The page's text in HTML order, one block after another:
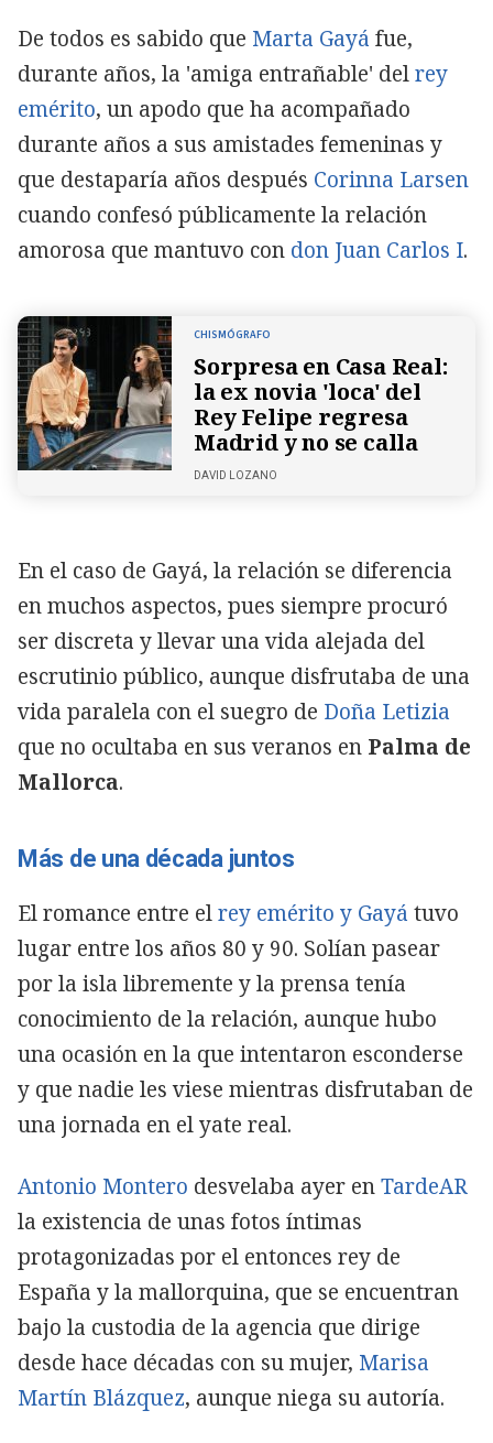
De todos es sabido que Marta Gayá fue,
durante años, la 'amiga entrañable' delrey
emérito, un apodo que ha acompañado
durante años a sus amistades femeninas y
que destaparía años después Corinna Larsen
cuando confesó públicamente la relación
amorosa que mantuvo con don Juan Carlos I.
CHISMÓGRAFO
Sorpresa en Casa Real:
la ex novia 'loca' del
Rey Felipe regresa
Madrid y no se calla
DAVID LOZANO
En el caso de Gayá, la relación se diferencia
en muchos aspectos, pues siempre procuró
ser discreta y llevar una vida alejada del
escrutinio público, aunque disfrutaba de una
vida paralela con el suegro de Doña Letizia
que no ocultaba en sus veranos en Palma de
Mallorca.
Más de una década juntos
El romance entre elrey emérito y Gayá tuvo
lugar entre los años 80 y 90. Solían pasear
por la isla libremente y la prensa tenía
conocimiento de la relación, aunque hubo
una ocasión en la que intentaron esconderse
y que nadie les viese mientras disfrutaban de
una jornada en el yate real.
Antonio Montero desvelaba ayer enTardeAR
la existencia de unas fotos íntimas
protagonizadas por el entonces rey de
España y la mallorquina, que se encuentran
bajo la custodia de la agencia que dirige
desde hace décadas con su mujer, Marisa
Martín Blázquez, aunque niega su autoría.